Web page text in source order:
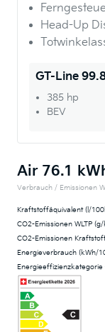
Head-Up
GT-Line
385 hp
BEV
Air 76.1
Verbrauch / Emissionen
Kraftstoffäquivalent (l/
CO2-Emissionen WLTP
CO2-Emissionen
Energieverbrauch (kWh/
Energieeffizienzkategorie